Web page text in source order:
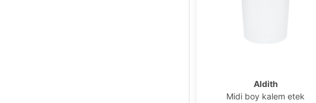
Aldith
Midi boy kalem etek